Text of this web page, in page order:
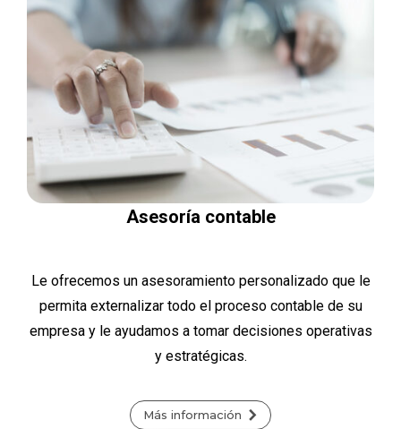
Asesoría contable
Le ofrecemos un asesoramiento personalizado que le
permita externalizar todo el proceso contable de su
empresa y le ayudamos a tomar decisiones operativas
y estratégicas.
Más información